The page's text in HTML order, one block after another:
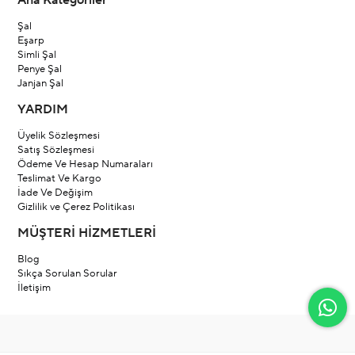
Şal
Eşarp
Simli Şal
Penye Şal
Janjan Şal
YARDIM
Üyelik Sözleşmesi
Satış Sözleşmesi
Ödeme Ve Hesap Numaraları
Teslimat Ve Kargo
İade Ve Değişim
Gizlilik ve Çerez Politikası
MÜŞTERİ HİZMETLERİ
Blog
Sıkça Sorulan Sorular
İletişim